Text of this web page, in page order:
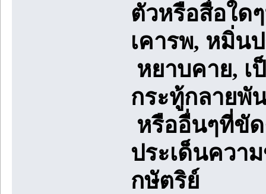
ตัวหรือสื่อใด
เคารพ, หมิ่น
หยาบคาย, เ
กระทู้กลายพั
หรืออื่นๆที่ขั
ประเด็นควา
กษัตริย์